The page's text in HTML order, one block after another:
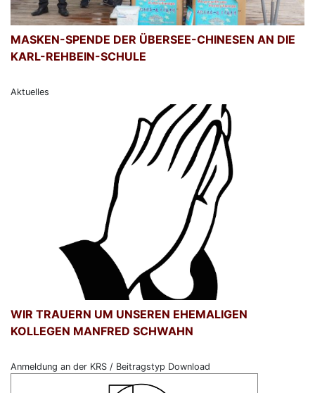
MASKEN-SPENDE DER ÜBERSEE-CHINESEN AN DIE
KARL-REHBEIN-SCHULE
Aktuelles
WIR TRAUERN UM UNSEREN EHEMALIGEN
KOLLEGEN MANFRED SCHWAHN
Anmeldung an der KRS / Beitragstyp Download